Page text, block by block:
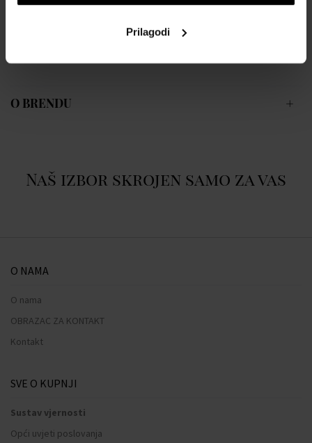
Prilagodi
Prikaz sata: Analogni
Maksimalni opseg ručnog zgloba: 210
O BRENDU
Naš izbor skrojen samo za vas
O NAMA
O nama
OBRAZAC ZA KONTAKT
Kontakt
SVE O KUPNJI
Sustav vjernosti
Opći uvjeti poslovanja